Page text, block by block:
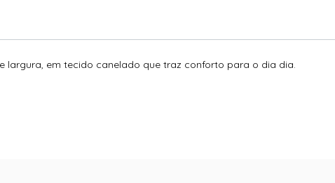
largura, em tecido canelado que traz conforto para o dia dia.